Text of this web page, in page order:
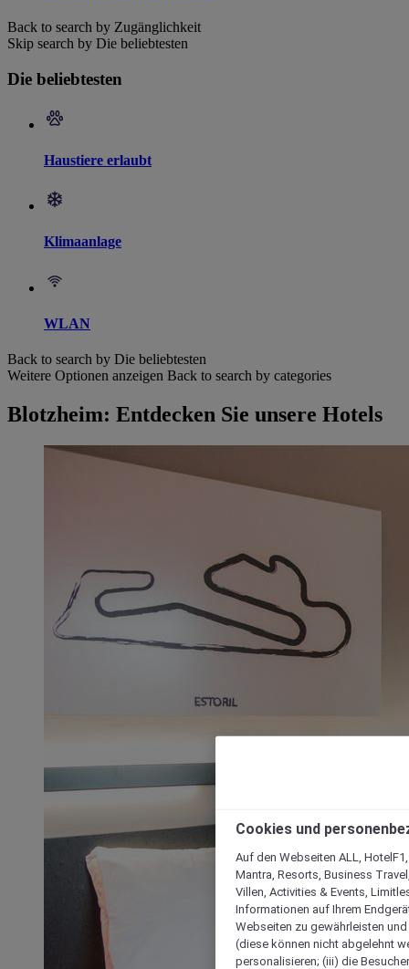
Back to search by Zugänglichkeit
Skip search by Die beliebtesten
Die beliebtesten
Haustiere erlaubt
Klimaanlage
WLAN
Back to search by Die beliebtesten
Weitere Optionen anzeigen Back to search by categories
Blotzheim: Entdecken Sie unsere Hotels
Cookies und
Auf den Webseiten ALL,
Mantra, Resorts, Business
Villen, Activities & Events,
Informationen auf Ihrem
Webseiten zu gewährleisten
(diese können nicht abgelehnt
personalisieren; (iii) die